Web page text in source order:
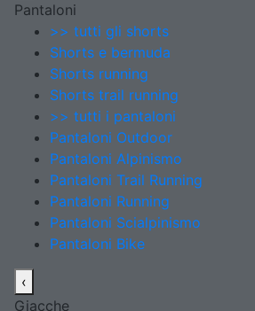
Pantaloni
>> tutti gli shorts
Shorts e bermuda
Shorts running
Shorts trail running
>> tutti i pantaloni
Pantaloni Outdoor
Pantaloni Alpinismo
Pantaloni Trail Running
Pantaloni Running
Pantaloni Scialpinismo
Pantaloni Bike
‹
Giacche